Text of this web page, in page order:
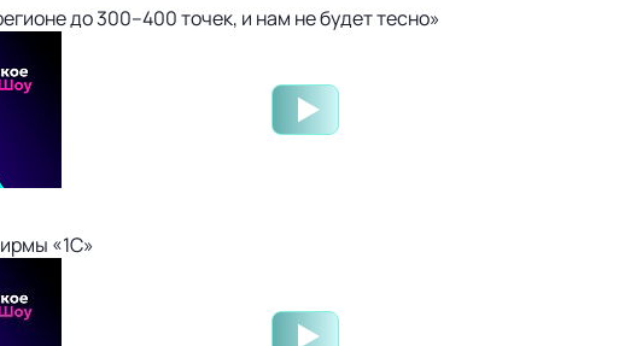
до 300–400 точек, и нам не будет тесно»
«1С»